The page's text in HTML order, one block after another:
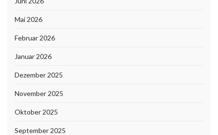
Mai 2026
Februar 2026
Januar 2026
Dezember 2025
November 2025
Oktober 2025
September 2025